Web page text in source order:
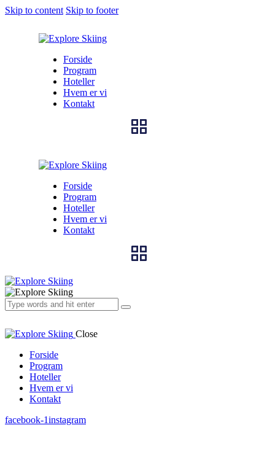
Skip to content Skip to footer
Forside
Program
Hoteller
Hvem er vi
Kontakt
Forside
Program
Hoteller
Hvem er vi
Kontakt
Close
Forside
Program
Hoteller
Hvem er vi
Kontakt
facebook-1instagram